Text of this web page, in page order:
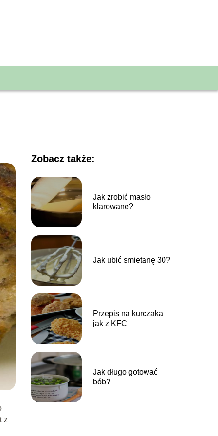
z
Zobacz także:
Jak zrobić masło
klarowane?
Jak ubić smietanę 30?
Przepis na kurczaka
jak z KFC
Jak długo gotować
bób?